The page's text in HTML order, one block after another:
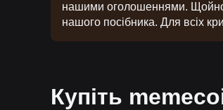
нашими оголошеннями. Щойно
нашого посібника. Для всіх
Купіть